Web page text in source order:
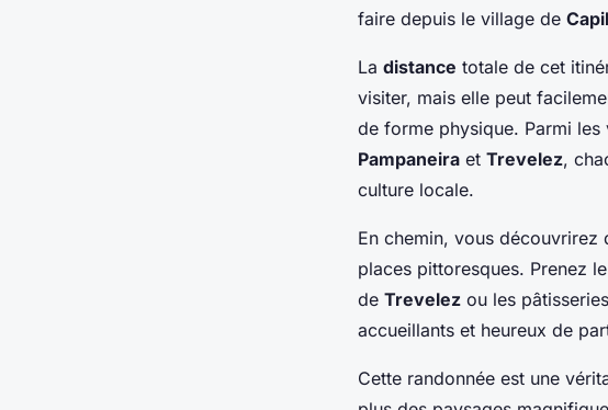
faire depuis le village de
La distance totale de cet
visiter, mais elle peut
de forme physique. Parmi
Pampaneira et Trevelez,
culture locale.
En chemin, vous découvrirez
places pittoresques. Prenez
de Trevelez ou les
accueillants et heureux de
Cette randonnée est une